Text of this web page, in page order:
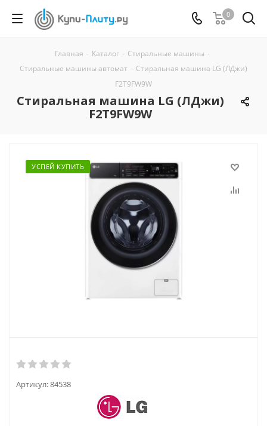
0
Главная - Каталог - Стиральные машины -
Стиральные машины автомат - Стиральная машина LG (ЛДжи)
F2T9FW9W
Стиральная машина LG (ЛДжи)
F2T9FW9W
УСПЕЙ КУПИТЬ
Артикул:84538